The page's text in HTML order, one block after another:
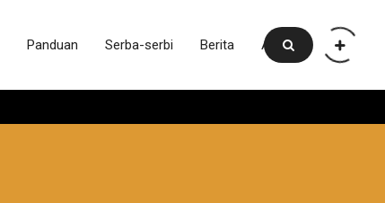
Panduan Serba-serbi Berita Artikel